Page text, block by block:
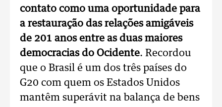
contato como uma oportunidade para
a restauração das relações amigáveis
de 201 anos entre as duas maiores
democracias do Ocidente. Recordou
que o Brasil é um dos três países do
G20 com quem os Estados Unidos
mantêm superávit na balança de bens